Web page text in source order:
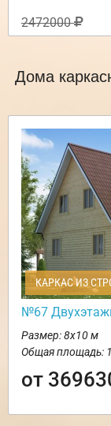
2472000
Дома
КАРКАС ИЗ
№67
Размер: 8х10 м
Общая площадь:
от